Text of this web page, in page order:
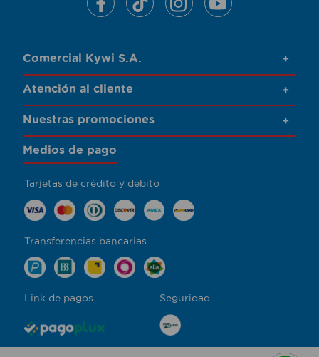
Comercial Kywi S.A. +
Atención al cliente +
Nuestras promociones +
Medios de pago
Tarjetas de crédito y débito
Transferencias bancarias
Link de pagos Seguridad